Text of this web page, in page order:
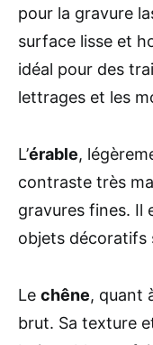
pour la gravure
surface lisse et
idéal pour des
lettrages et les
L’érable,
contraste très
gravures fines. Il
objets décoratifs
Le chêne, quant
brut. Sa texture